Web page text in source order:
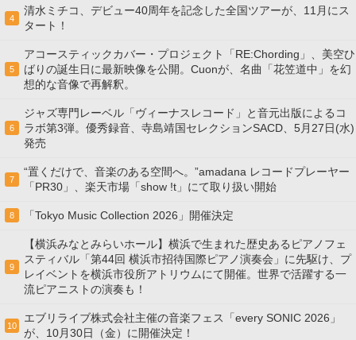
4
清水ミチコ、デビュー40周年を記念した全国ツアーが、11月にス
タート！
5
アコースティックカバー・プロジェクト「RE:Chording」、美空ひ
ばりの誕生日に最新映像を公開。Cuonが、名曲「花笠道中」を幻
想的な音像で再解釈。
6
ジャズ専門レーベル「ヴィーナスレコード」と音元出版によるコ
ラボ第3弾。優秀録音、寺島靖国セレクションSACD、5月27日(水)
発売
7
“置くだけで、音楽のある空間へ。”amadana レコードプレーヤー
「PR30」、楽天市場「show !t」にて取り扱い開始
8 「Tokyo Music Collection 2026」開催決定
9
【横浜みなとみらいホール】横浜で生まれた歴史あるピアノフェ
スティバル「第44回 横浜市招待国際ピアノ演奏会」に先駆け、プ
レイベントを横浜市役所アトリウムにて開催。世界で活躍する一
流ピアニストの演奏も！
10
エブリライブ株式会社主催の音楽フェス「every SONIC 2026」
が、10月30日（金）に開催決定！